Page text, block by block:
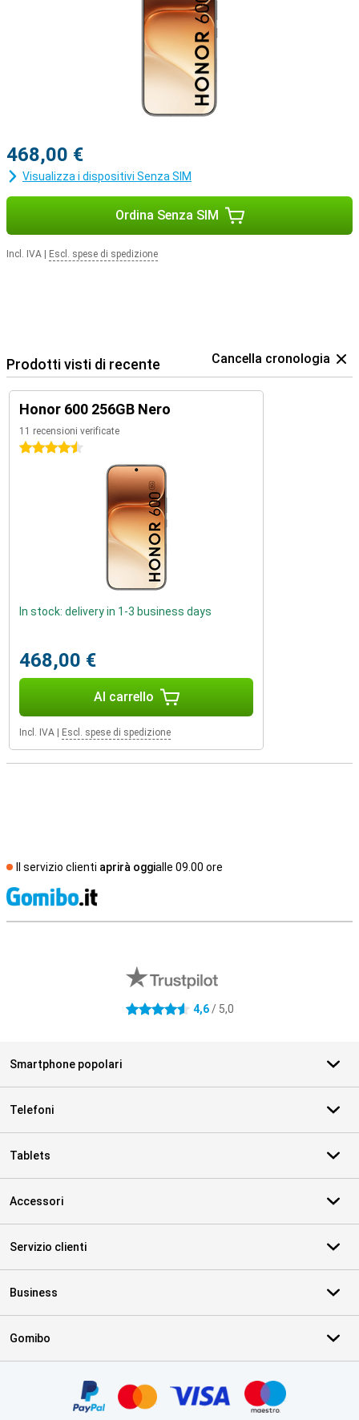
468,00 €
Visualizza i dispositivi Senza SIM
Ordina Senza SIM
Incl. IVA Escl. spese di spedizione
Prodotti visti di recente Cancella cronologia
Honor 600 256GB Nero
11 recensioni verificate
4.5 stelle
In stock: delivery in 1-3 business days
468,00 €
Al carrello
Incl. IVA Escl. spese di spedizione
Il servizio clienti aprirà oggialle 09.00 ore
4.6 stelle 4,6/ 5,0
Smartphone popolari
Telefoni
Tablets
Accessori
Servizio clienti
Business
Gomibo